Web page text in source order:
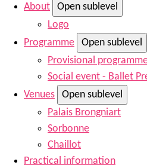
About
Open sublevel
Logo
Programme
Open sublevel
Provisional
Social event - Ballet
Venues
Open sublevel
Palais Brongniart
Sorbonne
Chaillot
Practical information